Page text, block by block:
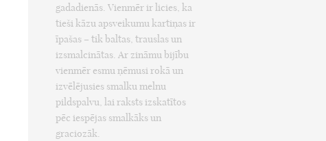
gadadienās. Vienmēr ir licies, ka
tieši kāzu apsveikumu kartiņas ir
īpašas – tik baltas, trauslas un
izsmalcinātas. Ar zināmu bijību
vienmēr esmu ņēmusi rokā un
izvēlējusies smalku melnu
pildspalvu, lai raksts izskatītos
pēc iespējas smalkāks un
graciozāk.